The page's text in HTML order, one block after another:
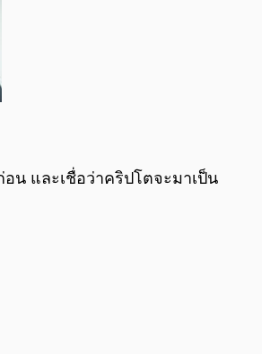
อน และเชื่อว่าคริปโตจะมาเป็น